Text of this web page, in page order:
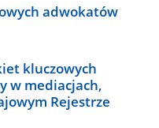
adwokatów
kluczowych
w mediacjach,
Rejestrze